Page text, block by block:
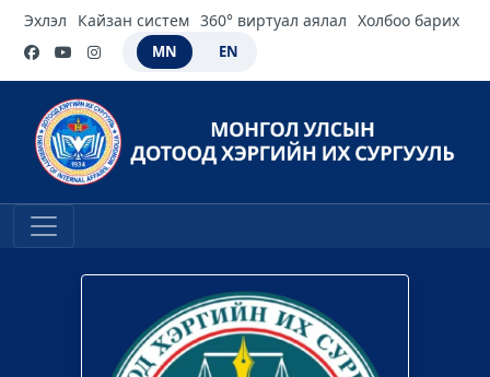
Эхлэл Кайзан систем 360° виртуал аялал Холбоо барих
MN EN